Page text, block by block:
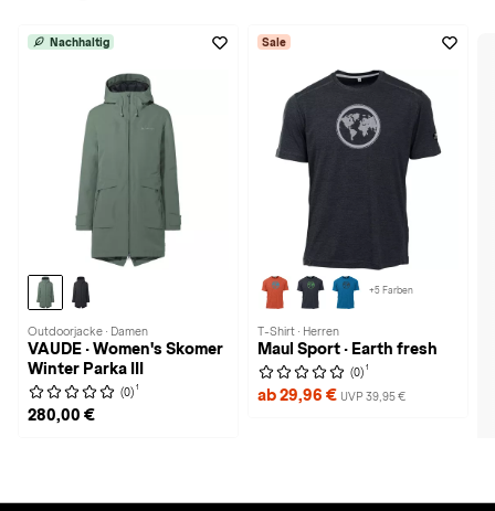
Nachhaltig
Outdoorjacke · Damen
VAUDE · Women's Skomer
Winter Parka III
(0) 1
280,00 €
Sale
+5 Farben
T-Shirt · Herren
Maul Sport · Earth fresh
(0) 1
ab 29,96 € UVP 39,95 €